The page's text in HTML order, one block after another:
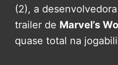
(2), a
trailer de Marvel’s
quase total na